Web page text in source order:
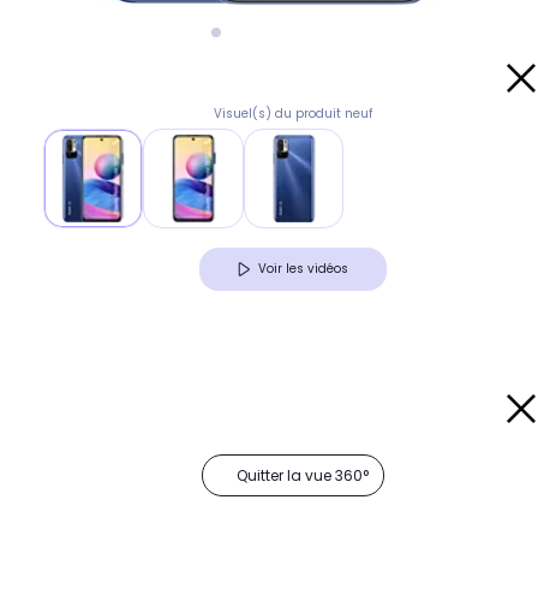
Visuel(s) du produit neuf
Voir les vidéos
Quitter la vue 360°